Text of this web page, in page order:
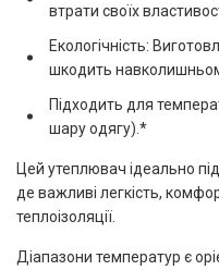
втрати своїх
Екологічність:
шкодить
Підходить для
шару одягу).*
Цей утеплювач ідеально
де важливі легкість,
теплоізоляції.
Діапазони температур є